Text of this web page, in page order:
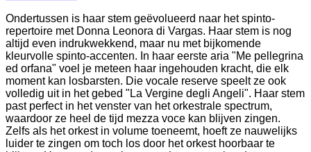
Ondertussen is haar stem geëvolueerd naar het spinto-
repertoire met Donna Leonora di Vargas. Haar stem is nog
altijd even indrukwekkend, maar nu met bijkomende
kleurvolle spinto-accenten. In haar eerste aria "Me pellegrina
ed orfana" voel je meteen haar ingehouden kracht, die elk
moment kan losbarsten. Die vocale reserve speelt ze ook
volledig uit in het gebed "La Vergine degli Angeli". Haar stem
past perfect in het venster van het orkestrale spectrum,
waardoor ze heel de tijd mezza voce kan blijven zingen.
Zelfs als het orkest in volume toeneemt, hoeft ze nauwelijks
luider te zingen om toch los door het orkest hoorbaar te